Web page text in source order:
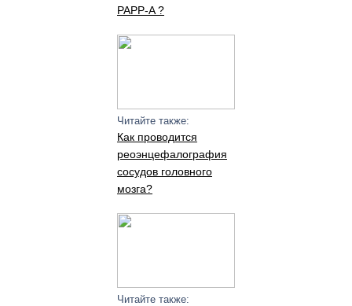
PAPP-A ?
Читайте также:
Как проводится
реоэнцефалография
сосудов головного
мозга?
Читайте также: